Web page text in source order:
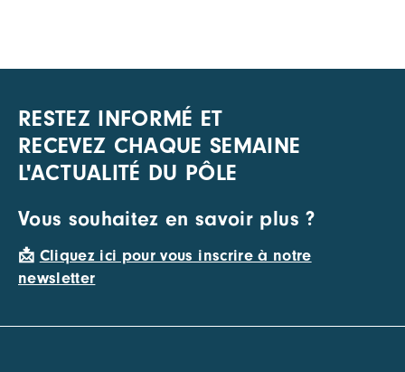
RESTEZ INFORMÉ ET
RECEVEZ CHAQUE SEMAINE
L'ACTUALITÉ DU PÔLE
Vous souhaitez en savoir plus ?
📩 Cliquez ici pour vous inscrire à notre
newsletter